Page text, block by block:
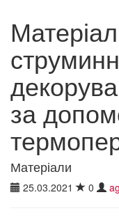
за
Матеріали
25.03.2021 0